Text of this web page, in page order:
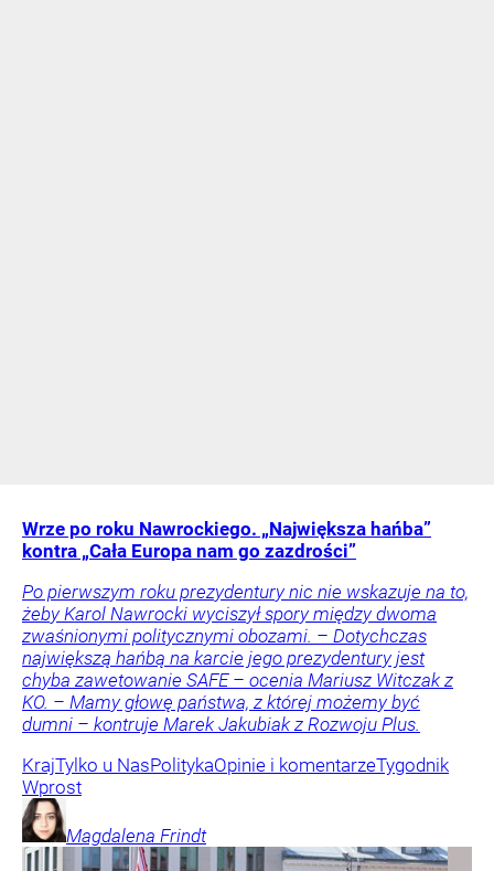
Wrze po roku Nawrockiego. „Największa hańba”
kontra „Cała Europa nam go zazdrości”
Po pierwszym roku prezydentury nic nie wskazuje na to,
żeby Karol Nawrocki wyciszył spory między dwoma
zwaśnionymi politycznymi obozami. – Dotychczas
największą hańbą na karcie jego prezydentury jest
chyba zawetowanie SAFE – ocenia Mariusz Witczak z
KO. – Mamy głowę państwa, z której możemy być
dumni – kontruje Marek Jakubiak z Rozwoju Plus.
KrajTylko u NasPolitykaOpinie i komentarzeTygodnik
Wprost
Magdalena Frindt